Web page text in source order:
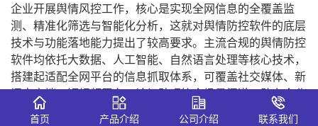
企业开展舆情风控工作，核心是实现全网信息的全覆盖监
测、精准化筛选与智能化分析，这就对舆情防控软件的底层
技术与功能落地能力提出了较高要求。主流合规的舆情防控
软件均依托大数据、人工智能、自然语言处理等核心技术，
搭建起适配全网平台的信息抓取体系，可覆盖社交媒体、新
闻客户端、短视频平台、论坛贴吧等全场景渠道，助力企业
捕捉碎片化、隐匿性的舆情信息。在众多同类型工具中，舆
首页 产品介绍 公司介绍 联系我们